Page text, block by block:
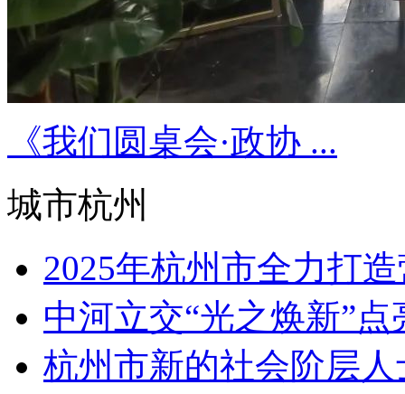
《我们圆桌会·政协 ...
城市杭州
2025年杭州市全力打
中河立交“光之焕新”点
杭州市新的社会阶层